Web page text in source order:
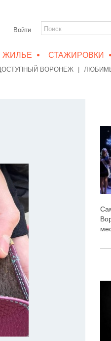
Войти
ЖИЛЬЕ • СТАЖИРОВКИ •
ВОРОНЕЖ |